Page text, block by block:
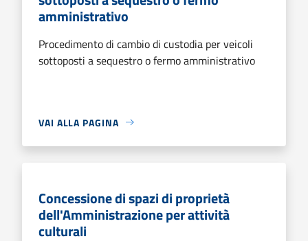
amministrativo
Procedimento di cambio di custodia per veicoli
sottoposti a sequestro o fermo amministrativo
VAI ALLA PAGINA
Concessione di spazi di proprietà
dell'Amministrazione per attività
culturali